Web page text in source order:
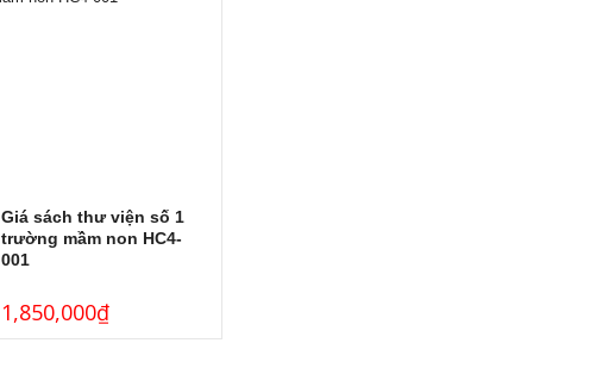
Giá sách thư viện số 1
trường mầm non HC4-
001
1,850,000₫